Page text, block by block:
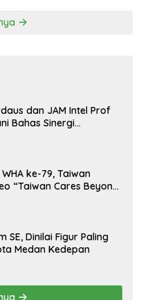
dan JAM Intel Prof
Bahas Sinergi
Program
ke-79, Taiwan
“Taiwan Cares Beyond
SE, Dinilai Figur Paling
Medan Kedepan